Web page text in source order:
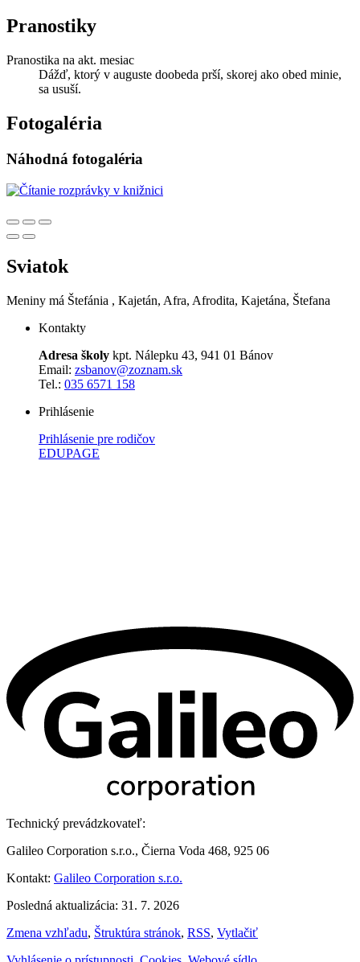
Pranostiky
Pranostika na akt. mesiac
Dážď, ktorý v auguste doobeda prší, skorej ako obed minie,
sa usuší.
Fotogaléria
Náhodná fotogaléria
Sviatok
Meniny má Štefánia , Kajetán, Afra, Afrodita, Kajetána, Štefana
Kontakty
Adresa školy kpt. Nálepku 43, 941 01 Bánov
Email: zsbanov@zoznam.sk
Tel.: 035 6571 158
Prihlásenie
Prihlásenie pre rodičov
EDUPAGE
Technický prevádzkovateľ:
Galileo Corporation s.r.o., Čierna Voda 468, 925 06
Kontakt: Galileo Corporation s.r.o.
Posledná aktualizácia: 31. 7. 2026
Zmena vzhľadu, Štruktúra stránok, RSS, Vytlačiť